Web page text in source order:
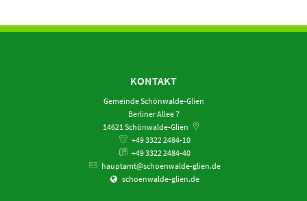
KONTAKT
Gemeinde Schönwalde-Glien
Berliner Allee 7
14621 Schönwalde-Glien
+49 3322 2484-10
+49 3322 2484-40
hauptamt@schoenwalde-glien.de
schoenwalde-glien.de